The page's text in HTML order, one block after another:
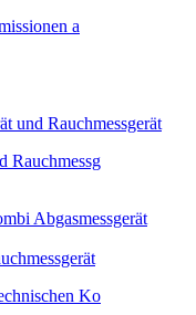
a
und Rauchmessgerät
Rauchmessg
Ko